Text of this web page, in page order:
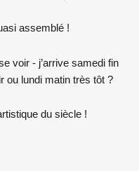
assemblé !
voir - j’arrive samedi fin
ou lundi matin très tôt ?
du siècle !